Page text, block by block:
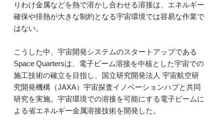
りわけ金属などを熱で溶かし合わせる溶接は、エネルギー
確保や排熱が大きな制約となる宇宙環境では容易な作業で
はない。
こうした中、宇宙開発システムのスタートアップである
Space Quartersは、電子ビーム溶接を中核とした宇宙での
施工技術の確立を目指し、国立研究開発法人 宇宙航空研
究開発機構（JAXA）宇宙探査イノベーションハブと共同
研究を実施。宇宙環境での溶接を可能にする電子ビームに
よる省エネルギー金属溶接技術を開発した。